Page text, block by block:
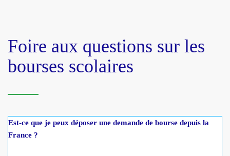
Foire aux questions sur les
bourses scolaires
Est-ce que je peux déposer une demande de bourse depuis la
France ?